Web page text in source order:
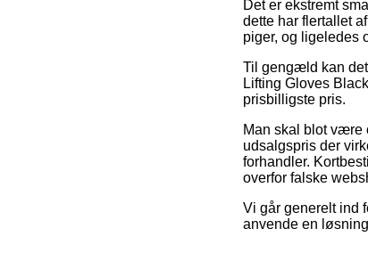
Det er ekstremt
dette har flertallet
piger, og ligeledes
Til gengæld kan det
Lifting Gloves
prisbilligste pris.
Man skal blot være
udsalgspris der
forhandler.
overfor falske
Vi går generelt ind
anvende en